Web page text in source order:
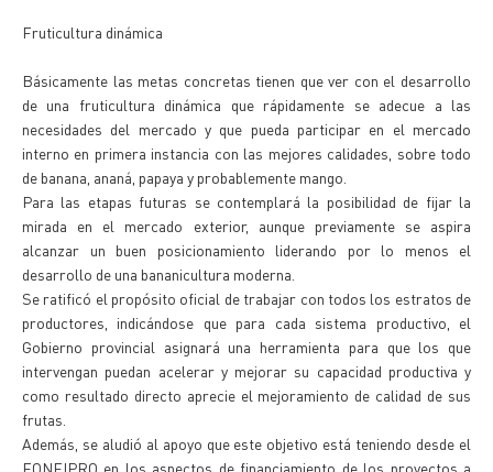
Fruticultura dinámica
Básicamente las metas concretas tienen que ver con el desarrollo
de una fruticultura dinámica que rápidamente se adecue a las
necesidades del mercado y que pueda participar en el mercado
interno en primera instancia con las mejores calidades, sobre todo
de banana, ananá, papaya y probablemente mango.
Para las etapas futuras se contemplará la posibilidad de fijar la
mirada en el mercado exterior, aunque previamente se aspira
alcanzar un buen posicionamiento liderando por lo menos el
desarrollo de una bananicultura moderna.
Se ratificó el propósito oficial de trabajar con todos los estratos de
productores, indicándose que para cada sistema productivo, el
Gobierno provincial asignará una herramienta para que los que
intervengan puedan acelerar y mejorar su capacidad productiva y
como resultado directo aprecie el mejoramiento de calidad de sus
frutas.
Además, se aludió al apoyo que este objetivo está teniendo desde el
FONFIPRO en los aspectos de financiamiento de los proyectos a